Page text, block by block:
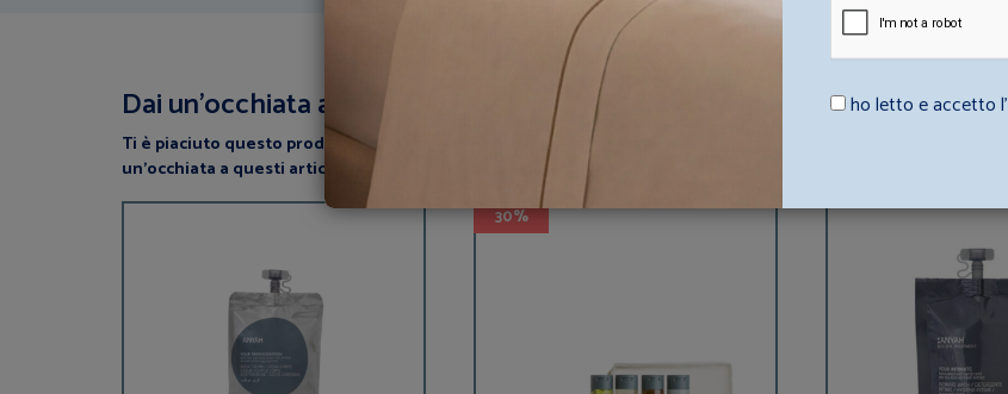
Dai un’occhiata a questi articoli
Ti è piaciuto questo prodotto? perchè non dai
un’occhiata a questi articoli correlati?
30%
ho letto e accetto l’